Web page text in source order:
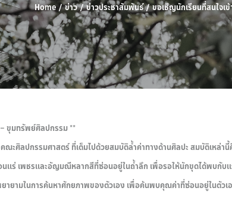
Home / ข่าว / ข่าวประชาสัมพันธ์ / ขอเชิญนักเรียนที่สนใจเ
ขุมทรัพย์ศิลปกรรม **
ณะศิลปกรรมศาสตร์ ที่เต็มไปด้วยสมบัติล้ำค่าทางด้านศิลปะ สมบัติเหล่า
นแร่ เพชรและอัญมณีหลากสีที่ซ่อนอยู่ในถ้ำลึก เพื่อรอให้นักขุดได้พบกั
ายามในการค้นหาศักยภาพของตัวเอง เพื่อค้นพบคุณค่าที่ซ่อนอยู่ในตัวเ